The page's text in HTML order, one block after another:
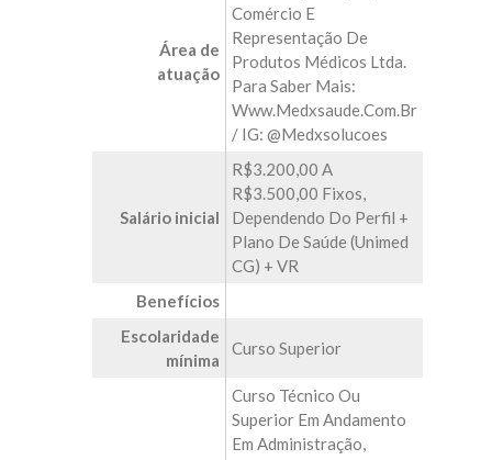
Área de
atuação
Comércio E
Representação De
Produtos Médicos Ltda.
Para Saber Mais:
Www.medxsaude.com.br
/ IG: @medxsolucoes
Salário inicial
R$3.200,00 A
R$3.500,00 Fixos,
Dependendo Do Perfil +
Plano De Saúde (Unimed
CG) + VR
Benefícios
Escolaridade
mínima
Curso Superior
Curso Técnico Ou
Superior Em Andamento
Em Administração,